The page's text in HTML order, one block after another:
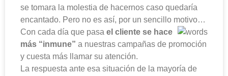
se tomara la molestia de hacernos caso quedaría
encantado. Pero no es así, por un sencillo motivo…
Con cada día que pasa el cliente se hace
más “inmune” a nuestras campañas de promoción
y cuesta más llamar su atención.
La respuesta ante esa situación de la mayoría de